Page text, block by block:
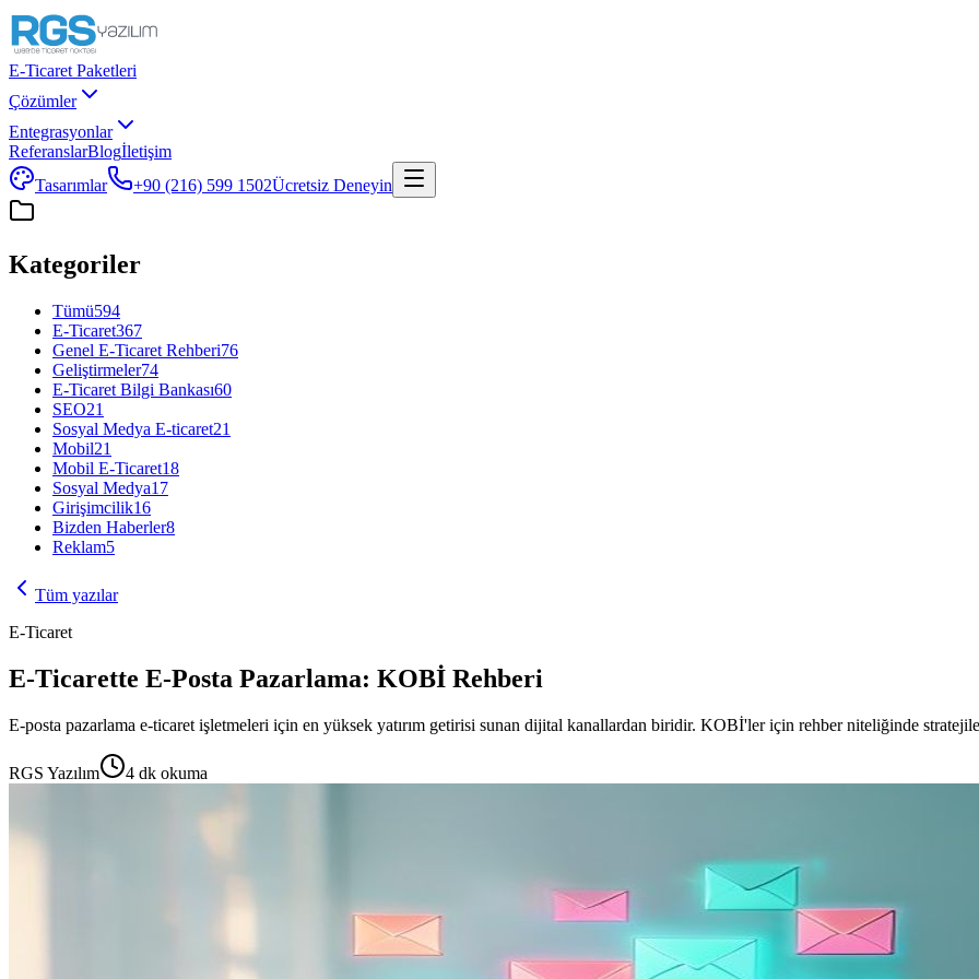
E-Ticaret Paketleri
Çözümler
Entegrasyonlar
ReferanslarBlogİletişim
Tasarımlar
+90 (216) 599 1502Ücretsiz Deneyin
Kategoriler
Tümü594
E-Ticaret367
Genel E-Ticaret Rehberi76
Geliştirmeler74
E-Ticaret Bilgi Bankası60
SEO21
Sosyal Medya E-ticaret21
Mobil21
Mobil E-Ticaret18
Sosyal Medya17
Girişimcilik16
Bizden Haberler8
Reklam5
Tüm yazılar
E-Ticaret
E-Ticarette E-Posta Pazarlama: KOBİ Rehberi
E-posta pazarlama e-ticaret işletmeleri için en yüksek yatırım getirisi sunan dijital kanallardan biridir. KOBİ'ler için rehber niteliğinde
RGS Yazılım 4 dk okuma